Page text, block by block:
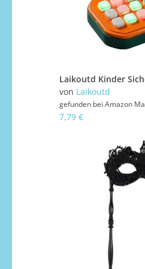
von Laikoutd
gefunden bei Amazon
7,79 €